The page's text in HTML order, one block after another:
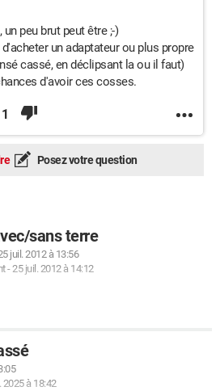
peu brut peut être ;-)
un adaptateur ou plus propre
cassé, en déclipsant la ou il faut)
d'avoir ces cosses.
1
Posez votre question
sans terre
juil. 2012 à 13:56
-25 juil. 2012 à 14:12
2025 à 18:42